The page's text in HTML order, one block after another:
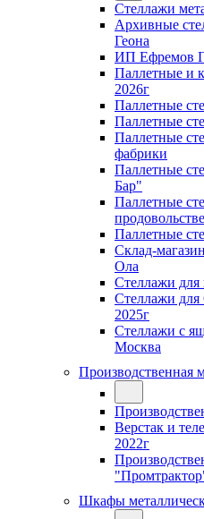
Стеллажи
Архивные
Геона
ИП Ефремов
Паллетные и
2026г
Паллетные
Паллетные
Паллетные
фабрики
Паллетные
Бар"
Паллетные
Паллетные
Склад-
Ола
Стеллажи
Стеллажи
2025г
Стеллажи с
Москва
Производственная
Верстак и
2022г
Шкафы